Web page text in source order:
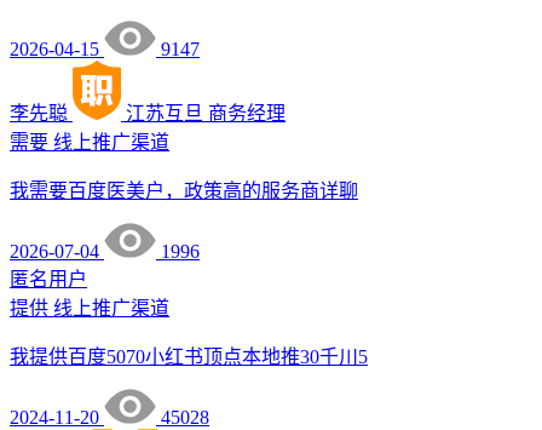
2026-04-15 9147
李先聪 江苏互旦 商务经理
需要 线上推广渠道
我需要百度医美户，政策高的服务商详聊
2026-07-04
1996
匿名用户
提供 线上推广渠道
我提供百度5070小红书顶点本地推30千川5
2024-11-20 45028